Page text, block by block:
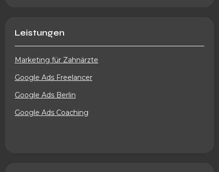
Leistungen
Marketing für Zahnärzte
Google Ads Freelancer
Google Ads Berlin
Google Ads Coaching